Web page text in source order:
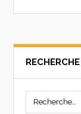
RECHERCHE